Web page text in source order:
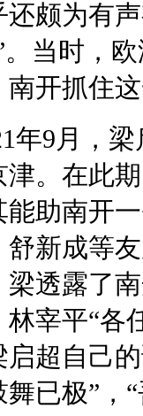
还颇为有
。当时，
南开抓住
年9月，
津。在此
能助南开
舒新成等
梁透露了
林宰平“各
启超自己
舞已极”，